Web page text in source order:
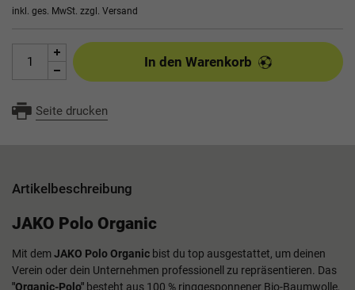
inkl. ges. MwSt. zzgl. Versand
In den Warenkorb
Seite drucken
Artikelbeschreibung
JAKO Polo Organic
Mit demJAKO Polo Organic bist du top ausgestattet, um deinen
Verein oder dein Unternehmen professionell zu repräsentieren. Das
"Organic-Polo" besteht aus 100 % ringgesponnener Bio-Baumwolle,